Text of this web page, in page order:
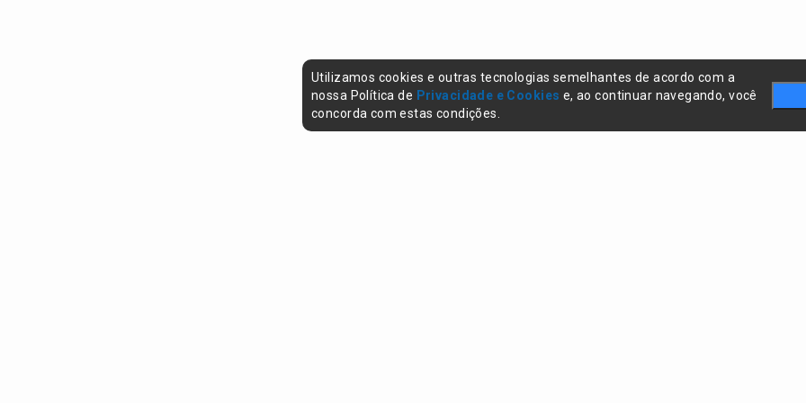
Utilizamos cookies e outras tecnologias semelhantes de acordo com a
nossa Política de Privacidade e Cookies e, ao continuar navegando, você
concorda com estas condições.